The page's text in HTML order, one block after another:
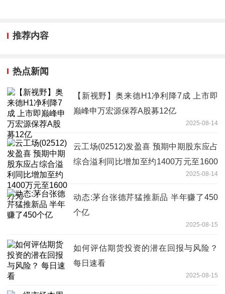
推荐内容
热点新闻
【新视野】奥来德H1净利降7成 上市即
巅峰申万宏源保荐A股募12亿
2025-08-14
云工场(02512)发盈喜 预期中期股东应占
综合溢利同比增加至约1400万元至1600
2025-08-14
动态:茅台张德芹猛推新品 半年赚了450
个亿
2025-08-15
如何评估期货投资的潜在回报与风险？
每日速看
2025-08-15